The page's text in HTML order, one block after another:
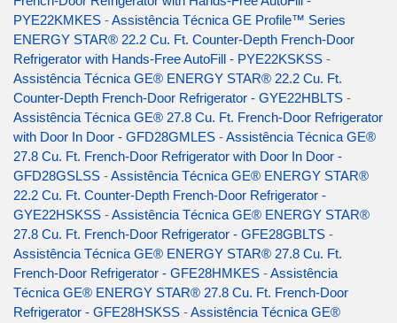
PYE22KMKES -Assistência Técnica GE Profile™ Series
ENERGY STAR® 22.2 Cu. Ft. Counter-Depth French-Door
Refrigerator with Hands-Free AutoFill - PYE22KSKSS -
Assistência Técnica GE® ENERGY STAR® 22.2 Cu. Ft.
Counter-Depth French-Door Refrigerator - GYE22HBLTS -
Assistência Técnica GE® 27.8 Cu. Ft. French-Door Refrigerator
with Door In Door - GFD28GMLES -Assistência Técnica GE®
27.8 Cu. Ft. French-Door Refrigerator with Door In Door -
GFD28GSLSS -Assistência Técnica GE® ENERGY STAR®
22.2 Cu. Ft. Counter-Depth French-Door Refrigerator -
GYE22HSKSS -Assistência Técnica GE® ENERGY STAR®
27.8 Cu. Ft. French-Door Refrigerator - GFE28GBLTS -
Assistência Técnica GE® ENERGY STAR® 27.8 Cu. Ft.
French-Door Refrigerator - GFE28HMKES -Assistência
Técnica GE® ENERGY STAR® 27.8 Cu. Ft. French-Door
Refrigerator - GFE28HSKSS -Assistência Técnica GE®